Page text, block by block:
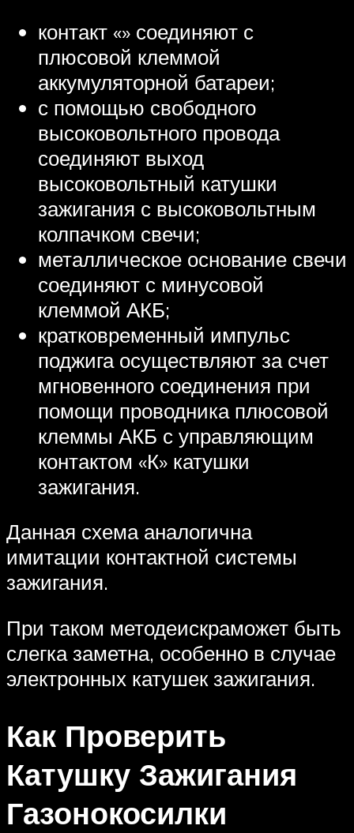
контакт «» соединяют с
плюсовой клеммой
аккумуляторной батареи;
с помощью свободного
высоковольтного провода
соединяют выход
высоковольтный катушки
зажигания с высоковольтным
колпачком свечи;
металлическое основание свечи
соединяют с минусовой
клеммой АКБ;
кратковременный импульс
поджига осуществляют за счет
мгновенного соединения при
помощи проводника плюсовой
клеммы АКБ с управляющим
контактом «К» катушки
зажигания.
Данная схема аналогична
имитации контактной системы
зажигания.
При таком методеискраможет быть
слегка заметна, особенно в случае
электронных катушек зажигания.
Как Проверить
Катушку Зажигания
Газонокосилки